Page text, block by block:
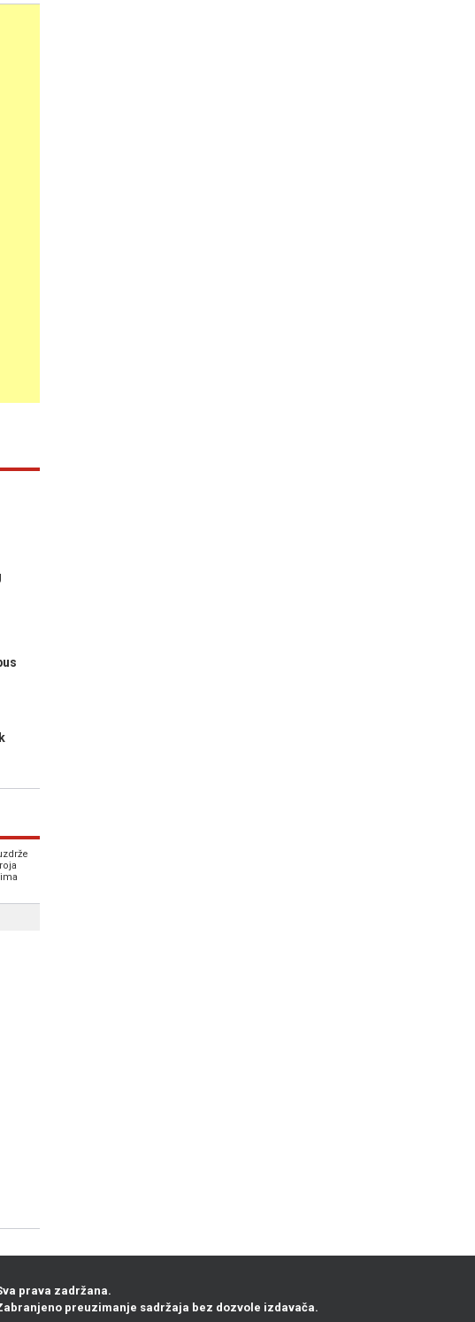
prava zadržana.
preuzimanje sadržaja bez dozvole izdavača.